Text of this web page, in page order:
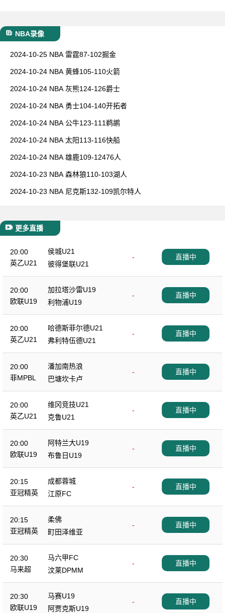
NBA录像
2024-10-25 NBA 雷霆87-102掘金
2024-10-24 NBA 黄蜂105-110火箭
2024-10-24 NBA 灰熊124-126爵士
2024-10-24 NBA 勇士104-140开拓者
2024-10-24 NBA 公牛123-111鹈鹕
2024-10-24 NBA 太阳113-116快船
2024-10-24 NBA 雄鹿109-12476人
2024-10-23 NBA 森林狼110-103湖人
2024-10-23 NBA 尼克斯132-109凯尔特人
更多直播
20:00
英乙U21
侯城U21
-
彼得堡联U21
直播中
20:00
欧联U19
加拉塔沙雷U19
-
利物浦U19
直播中
20:00
英乙U21
哈德斯菲尔德U21
-
弗利特伍德U21
直播中
20:00
菲MPBL
潘加南热浪
-
巴塘坎卡卢
直播中
20:00
英乙U21
维冈竞技U21
-
克鲁U21
直播中
20:00
欧联U19
阿特兰大U19
-
布鲁日U19
直播中
20:15
亚冠精英
成都蓉城
-
江原FC
直播中
20:15
亚冠精英
柔佛
-
町田泽维亚
直播中
20:30
马来超
马六甲FC
-
汶莱DPMM
直播中
20:30
欧联U19
马赛U19
-
阿贾克斯U19
直播中